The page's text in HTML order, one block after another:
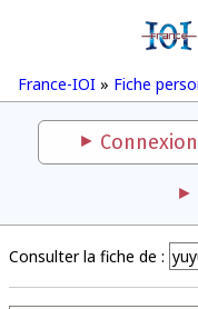
France-IOI » Fiche
Connexion
Consulter la fiche de :